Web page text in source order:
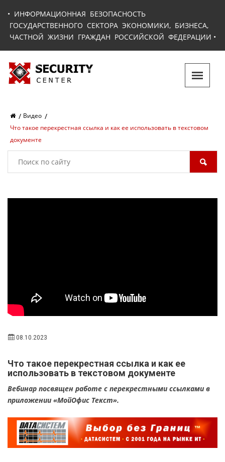
• ИНФОРМАЦИОННАЯ БЕЗОПАСНОСТЬ
ГОСУДАРСТВЕННОГО СЕКТОРА ЭКОНОМИКИ, БИЗНЕСА,
ЧАСТНОЙ ЖИЗНИ ГРАЖДАН РОССИЙСКОЙ ФЕДЕРАЦИИ •
Видео
Что такое перекрестная ссылка и как ее использовать в текстовом
документе
08.10.2023
Что такое перекрестная ссылка и как ее
использовать в текстовом документе
Вебинар посвящен работе с перекрестными ссылками в
приложении «МойОфис Текст».